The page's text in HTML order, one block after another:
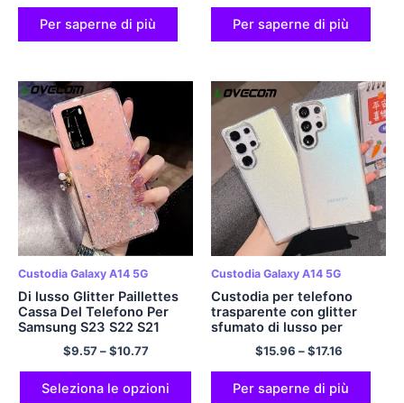
Flim Protector Cover rigida
per PC
Per saperne di più
PC in tinta unita antiurto
ultra sottile
Per saperne di più
Custodia Galaxy A14 5G
Di lusso Glitter Paillettes
Cassa Del Telefono Per
Samsung S23 S22 S21
Ultra Plus S20 FE A54 A34
A14 A24 A53 A52 a23 A13
5G Molle Della Copertura
Trasparente
$9.57–$10.77
Seleziona le opzioni
Custodia Galaxy A14 5G
Custodia per telefono
trasparente con glitter
sfumato di lusso per
Samsung Galaxy S23 S22
Ultra Plus A54 A34 A14
A53 A52 5G Cover
morbida per paraurti
$15.96 –$17.16
Per saperne di più